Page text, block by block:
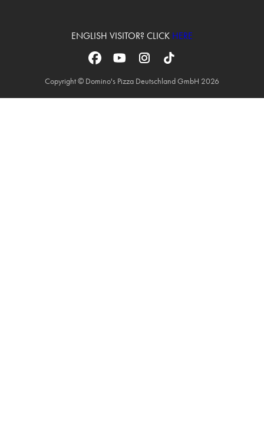
ENGLISH VISITOR? CLICK HERE
Copyright © Domino's Pizza Deutschland GmbH 2026